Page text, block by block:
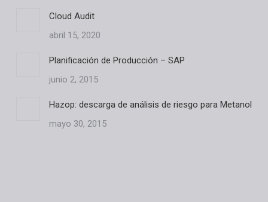
Cloud Audit
abril 15, 2020
Planificación de Producción – SAP
junio 2, 2015
Hazop: descarga de análisis de riesgo para Metanol
mayo 30, 2015